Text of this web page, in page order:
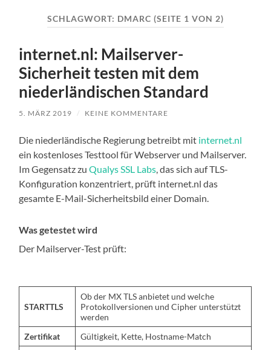
SCHLAGWORT: DMARC (SEITE 1 VON 2)
internet.nl: Mailserver-
Sicherheit testen mit dem
niederländischen Standard
5. MÄRZ 2019 / KEINE KOMMENTARE
Die niederländische Regierung betreibt mit internet.nl
ein kostenloses Testtool für Webserver und Mailserver.
Im Gegensatz zuQualys SSL Labs, das sich auf TLS-
Konfiguration konzentriert, prüft internet.nl das
gesamte E-Mail-Sicherheitsbild einer Domain.
Was getestet wird
Der Mailserver-Test prüft:
STARTTLS
Ob der MX TLS anbietet und welche
Protokollversionen und Cipher unterstützt
werden
Zertifikat
Gültigkeit, Kette, Hostname-Match